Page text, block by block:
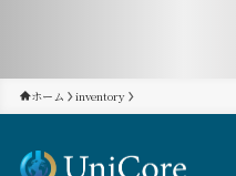
ホーム inventory